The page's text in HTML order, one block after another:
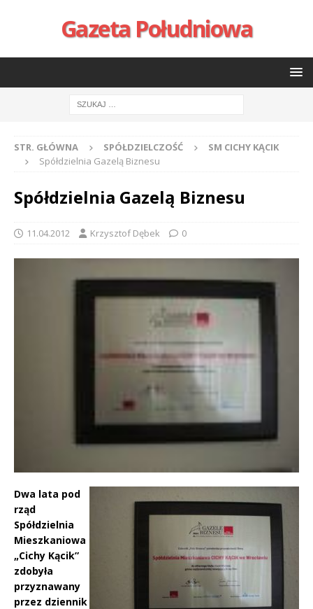
Gazeta Południowa
STR. GŁÓWNA SPÓŁDZIELCZOŚĆ
SM CICHY KĄCIK
Spółdzielnia Gazelą Biznesu
Spółdzielnia Gazelą Biznesu
11.04.2012 Krzysztof Dębek 0
Dwa lata pod
rząd
Spółdzielnia
Mieszkaniowa
„Cichy Kącik”
zdobyła
przyznawany
przez dziennik